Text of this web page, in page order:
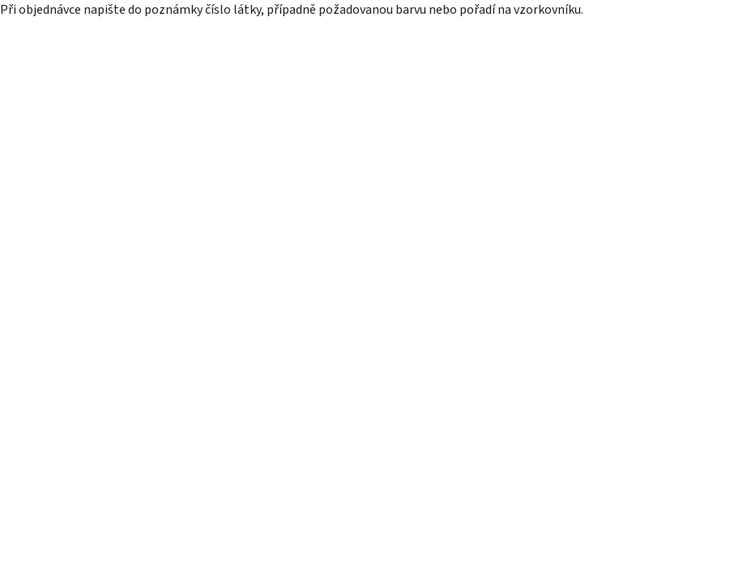
Při objednávce napište do poznámky číslo látky, případně požadovanou barvu nebo pořadí na vzorkovníku.